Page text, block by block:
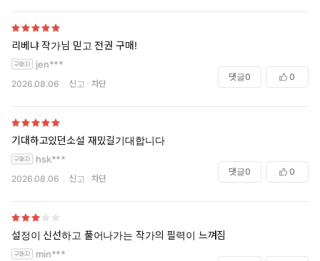
리베냐 작가님 믿고 전권 구매!
jen***
2026.08.06 신고 차단
댓글0 0
기대하고있던소설 재밌길기대합니다
hsk***
2026.08.06 신고 차단
댓글0 0
설정이 신선하고 풀어나가는 작가의 필력이 느껴짐
min***